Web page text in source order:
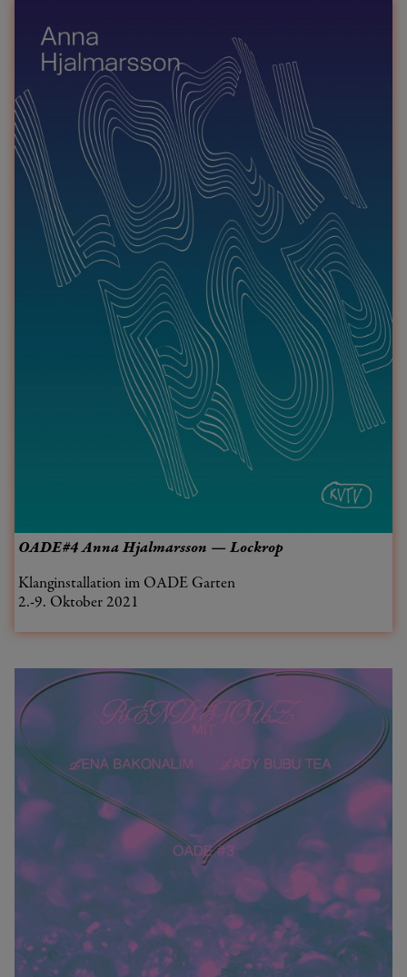
OADE#4 Anna Hjalmarsson — Lockrop
Klanginstallation im OADE Garten
2.-9. Oktober 2021